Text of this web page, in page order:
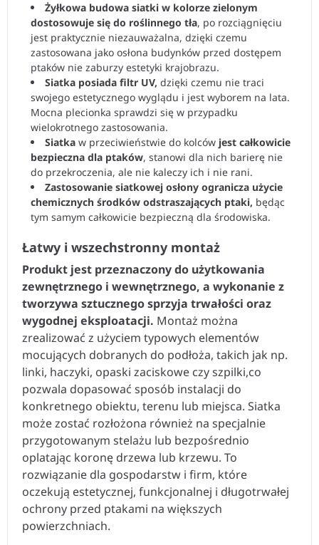
Żyłkowa budowa siatki w kolorze zielonym
dostosowuje się do roślinnego tła, po rozciągnięciu
jest praktycznie niezauważalna, dzięki czemu
zastosowana jako osłona budynków przed dostępem
ptaków nie zaburzy estetyki krajobrazu.
Siatka posiada filtr UV, dzięki czemu nie traci
swojego estetycznego wyglądu i jest wyborem na lata.
Mocna plecionka sprawdzi się w przypadku
wielokrotnego zastosowania.
Siatka w przeciwieństwie do kolców jest całkowicie
bezpieczna dla ptaków, stanowi dla nich barierę nie
do przekroczenia, ale nie kaleczy ich i nie rani.
Zastosowanie siatkowej osłony ogranicza użycie
chemicznych środków odstraszających ptaki, będąc
tym samym całkowicie bezpieczną dla środowiska.
Łatwy i wszechstronny montaż
Produkt jest przeznaczony do użytkowania
zewnętrznego i wewnętrznego, a wykonanie z
tworzywa sztucznego sprzyja trwałości oraz
wygodnej eksploatacji. Montaż można
zrealizować z użyciem typowych elementów
mocujących dobranych do podłoża, takich jak np.
linki, haczyki, opaski zaciskowe czy szpilki,co
pozwala dopasować sposób instalacji do
konkretnego obiektu, terenu lub miejsca. Siatka
może zostać rozłożona również na specjalnie
przygotowanym stelażu lub bezpośrednio
oplatając koronę drzewa lub krzewu. To
rozwiązanie dla gospodarstw i firm, które
oczekują estetycznej, funkcjonalnej i długotrwałej
ochrony przed ptakami na większych
powierzchniach.